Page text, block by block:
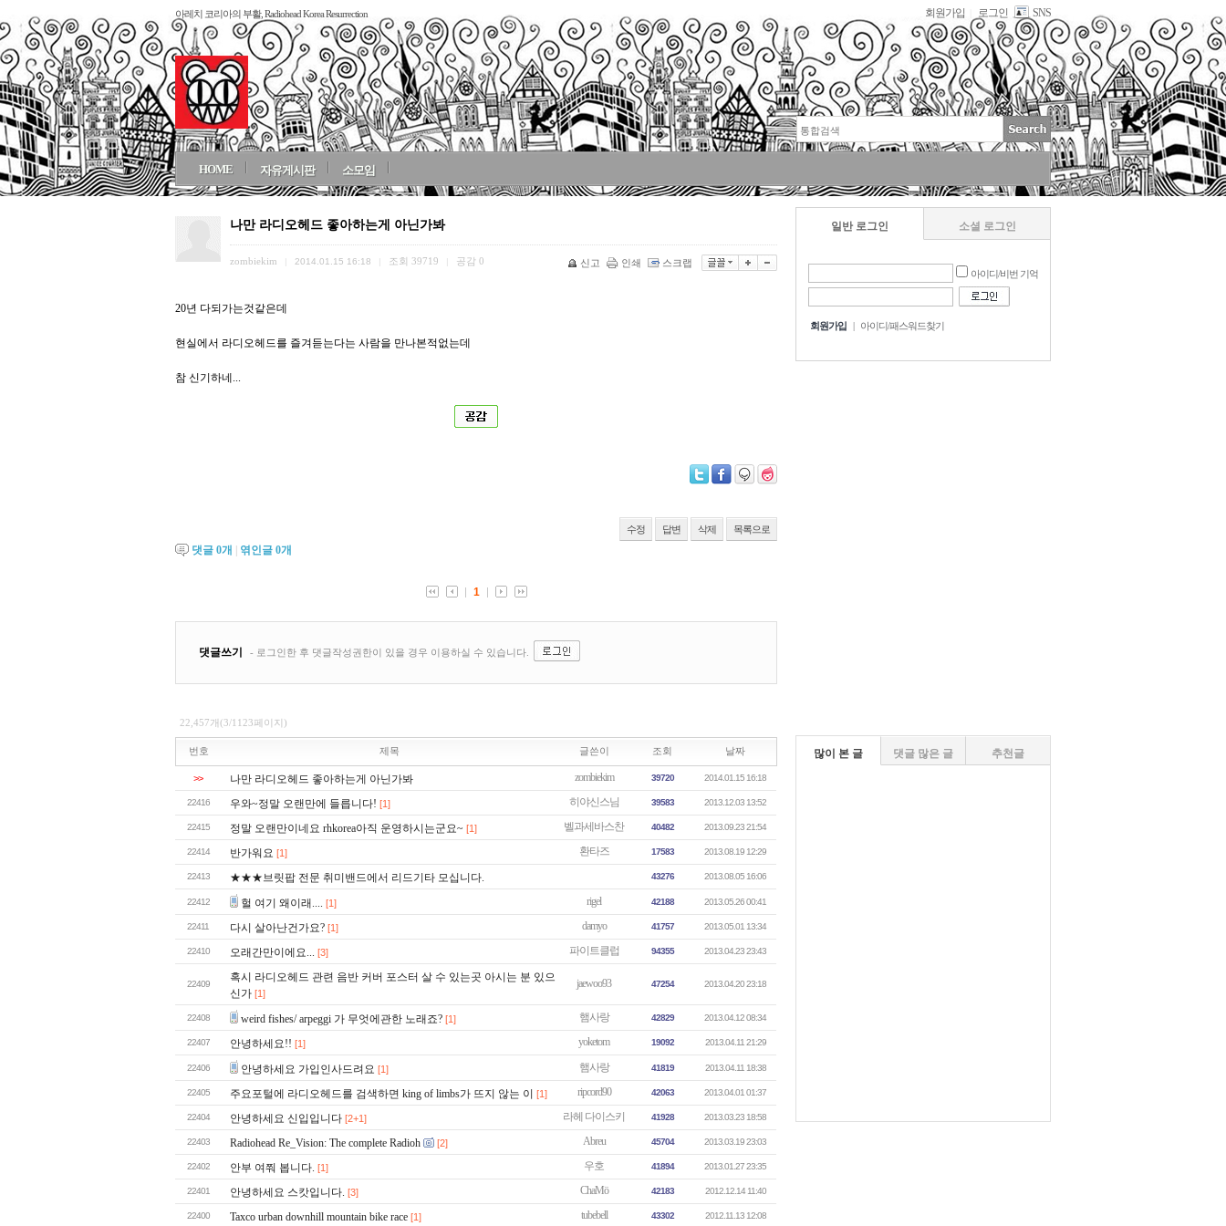
아레치 코리아의 부활, Radiohead Korea Resurrection 회원가입 로그인 SNS
HOME 자유게시판 소모임
나만 라디오헤드 좋아하는게 아닌가봐
zombiekim 2014.01.15 16:18 조회 39719 공감 0 신고 인쇄 스크랩
20년 다되가는것같은데
현실에서 라디오헤드를 즐겨듣는다는 사람을 만나본적없는데
참 신기하네...
수정 답변 삭제 목록으로
댓글 0개 엮인글 0개
22,457개(3/1123페이지)
번호 제목 글쓴이 조회 날짜
>> 나만 라디오헤드 좋아하는게 아닌가봐 zombiekim 39720 2014.01.15 16:18
22416 우와~정말 오랜만에 들릅니다! [1] 히야신스님 39583 2013.12.03 13:52
22415 정말 오랜만이네요 rhkorea아직 운영하시는군요~ [1] 벨과세바스찬 40482 2013.09.23 21:54
22414 반가워요 [1] 환타즈 17583 2013.08.19 12:29
22413 ★★★브릿팝 전문 취미밴드에서 리드기타 모십니다. 43276 2013.08.05 16:06
22412 헐 여기 왜이래.... [1] rigel 42188 2013.05.26 00:41
22411 다시 살아난건가요? [1] damyo 41757 2013.05.01 13:34
22410 오래간만이에요... [3] 파이트클럽 94355 2013.04.23 23:43
22409
혹시 라디오헤드 관련 음반 커버 포스터 살 수 있는곳 아시는 분 있으
신가 [1]
jaewoo93 47254 2013.04.20 23:18
22408 weird fishes/ arpeggi 가 무엇에관한 노래죠? [1] 햄사랑 42829 2013.04.12 08:34
22407 안녕하세요!! [1] yoketom 19092 2013.04.11 21:29
22406 안녕하세요 가입인사드려요 [1] 햄사랑 41819 2013.04.11 18:38
22405 주요포털에 라디오헤드를 검색하면 king of limbs가 뜨지 않는 이 [1] ripcord90 42063 2013.04.01 01:37
22404 안녕하세요 신입입니다 [2+1] 라헤 다이스키 41928 2013.03.23 18:58
22403 Radiohead Re_Vision: The complete Radioh [2] Abreu 45704 2013.03.19 23:03
22402 안부 여쭤 봅니다. [1] 우호 41894 2013.01.27 23:35
22401 안녕하세요 스캇입니다. [3] ChaMö 42183 2012.12.14 11:40
22400 Taxco urban downhill mountain bike race [1] tubebell 43302 2012.11.13 12:08
일반 로그인 소셜 로그인
아이디/비번 기억
회원가입 | 아이디/패스워드찾기
많이 본 글 댓글 많은 글 추천글